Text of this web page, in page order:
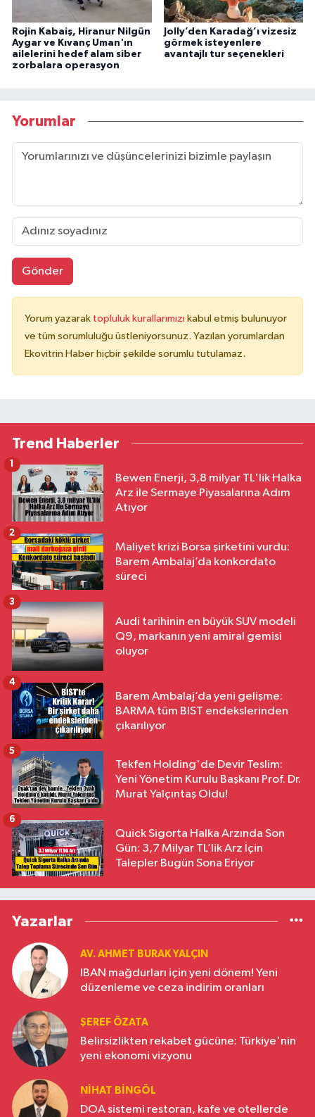
Rojin Kabaiş, Hiranur Nilgün
Aygar ve Kıvanç Uman'ın
ailelerini hedef alam siber
zorbalara operasyon
Jolly’den Karadağ’ı vizesiz
görmek isteyenlere
avantajlı tur seçenekleri
Yorumlar
Gönder
Yorum yazarak topluluk kurallarımızı kabul etmiş bulunuyor
ve tüm sorumluluğu üstleniyorsunuz. Yazılan yorumlardan
Ekovitrin Haber hiçbir şekilde sorumlu tutulamaz.
Trend Haberler
Bewen Enerji, 3,8 milyar TL'lik Halka
Arz ile Sermaye Piyasalarına Adım
Atıyor
Maliyet krizi Borsa şirketini vurdu:
Barem Ambalaj’da konkordato
süreci
2
Audi tarihinin en büyük SUV modeli
Q9, markanın yeni amiral gemisi
oluyor
3
Barem Ambalaj’da yeni gelişme:
BARMA tüm BIST endekslerinden
çıkarılıyor
4
Tekfen Holding'de Devir Teslim:
Yeni Yönetim Kurulu Başkanı Prof. Dr.
Murat Yalçıntaş Oldu!
5
Quick Sigorta Halka Arzında Son
Gün: 3,7 Milyar TL’lik Arz İçin
Talepler Bugün Sona Eriyor
6
Yazarlar
AV. AHMET BURAK YALÇIN
IBAN mağdurları için yeni dönem! Yeni
düzenleme ve ceza indirim oranları
ŞEREF ÖZATA
Belirsizlikten rekabet gücüne: Türkiye'nin
yeni ekonomi vizyonu
NIHAT BINGÖL
DOA sistemi restoran, kafe ve otellerde